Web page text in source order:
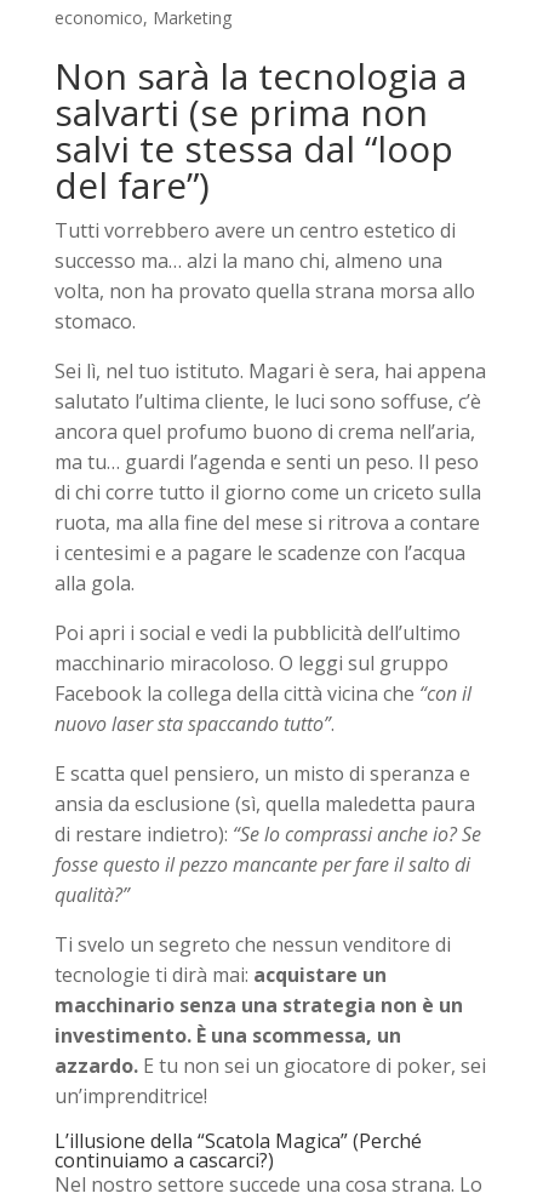
economico, Marketing
Non sarà la tecnologia a
salvarti (se prima non
salvi te stessa dal “loop
del fare”)
Tutti vorrebbero avere un centro estetico di
successo ma… alzi la mano chi, almeno una
volta, non ha provato quella strana morsa allo
stomaco.
Sei lì, nel tuo istituto. Magari è sera, hai appena
salutato l’ultima cliente, le luci sono soffuse, c’è
ancora quel profumo buono di crema nell’aria,
ma tu… guardi l’agenda e senti un peso. Il peso
di chi corre tutto il giorno come un criceto sulla
ruota, ma alla fine del mese si ritrova a contare
i centesimi e a pagare le scadenze con l’acqua
alla gola.
Poi apri i social e vedi la pubblicità dell’ultimo
macchinario miracoloso. O leggi sul gruppo
Facebook la collega della città vicina che “con il
nuovo laser sta spaccando tutto”.
E scatta quel pensiero, un misto di speranza e
ansia da esclusione (sì, quella maledetta paura
di restare indietro): “Se lo comprassi anche io? Se
fosse questo il pezzo mancante per fare il salto di
qualità?”
Ti svelo un segreto che nessun venditore di
tecnologie ti dirà mai: acquistare un
macchinario senza una strategia non è un
investimento. È una scommessa, un
azzardo.E tu non sei un giocatore di poker, sei
un’imprenditrice!
L’illusione della “Scatola Magica” (Perché
continuiamo a cascarci?)
Nel nostro settore succede una cosa strana. Lo